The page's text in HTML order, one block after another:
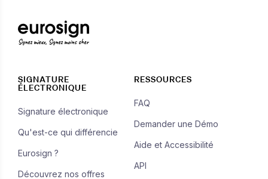
Signez mieux, Signez moins cher
SIGNATURE
ÉLECTRONIQUE
Signature électronique
Qu'est-ce qui différencie
Eurosign ?
Découvrez nos offres
RESSOURCES
FAQ
Demander une Démo
Aide et Accessibilité
API